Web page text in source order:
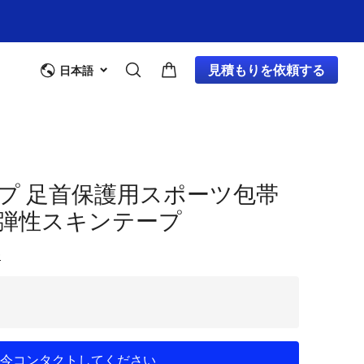
日本語 見積もりを依頼する
足首保護用スポーツ包帯
性スキンテープ
今コンタクトしてください